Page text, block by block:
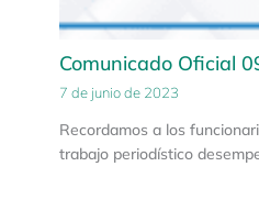
Comunicado Oficial
7 de junio de 2023
Recordamos a los
trabajo periodístico